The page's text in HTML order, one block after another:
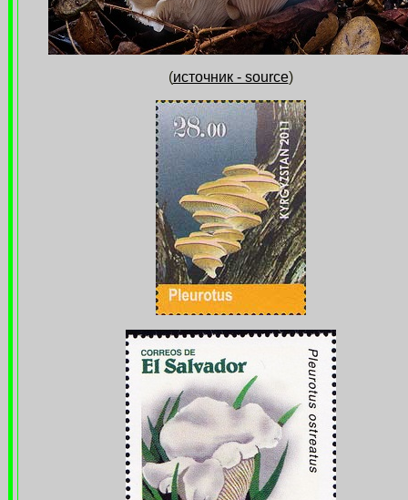
(источник - source)